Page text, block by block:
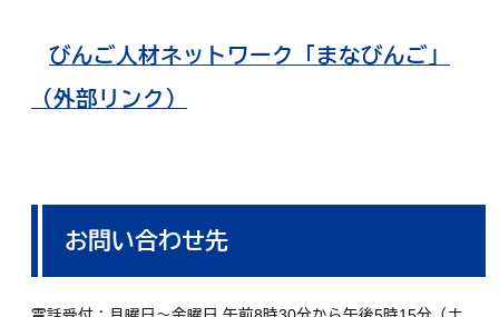
びんご人材ネットワーク「まなびんご」
（外部リンク）
お問い合わせ先